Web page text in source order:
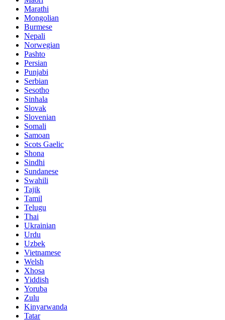
Marathi
Mongolian
Burmese
Nepali
Norwegian
Pashto
Persian
Punjabi
Serbian
Sesotho
Sinhala
Slovak
Slovenian
Somali
Samoan
Scots Gaelic
Shona
Sindhi
Sundanese
Swahili
Tajik
Tamil
Telugu
Thai
Ukrainian
Urdu
Uzbek
Vietnamese
Welsh
Xhosa
Yiddish
Yoruba
Zulu
Kinyarwanda
Tatar